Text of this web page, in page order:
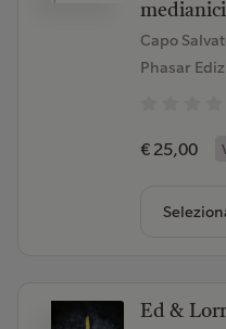
Capo
Phasar
€ 25,00
Ed &